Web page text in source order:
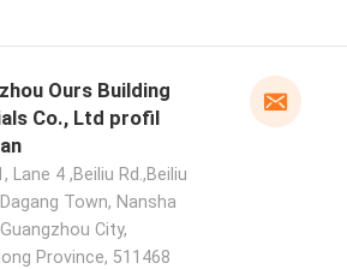
Ours Building
Co., Ltd profil
Lane 4 ,Beiliu Rd.,Beiliu
Town, Nansha
City,
Province, 511468